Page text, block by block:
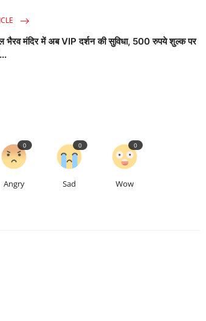
भैरव मंदिर में अब VIP दर्शन की सुविधा, 500 रुपये शुल्क पर
Angry
0
Sad
0
Wow
0